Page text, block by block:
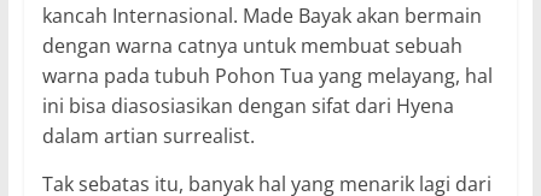
kancah Internasional. Made Bayak akan bermain
dengan warna catnya untuk membuat sebuah
warna pada tubuh Pohon Tua yang melayang, hal
ini bisa diasosiasikan dengan sifat dari Hyena
dalam artian surrealist.
Tak sebatas itu, banyak hal yang menarik lagi dari